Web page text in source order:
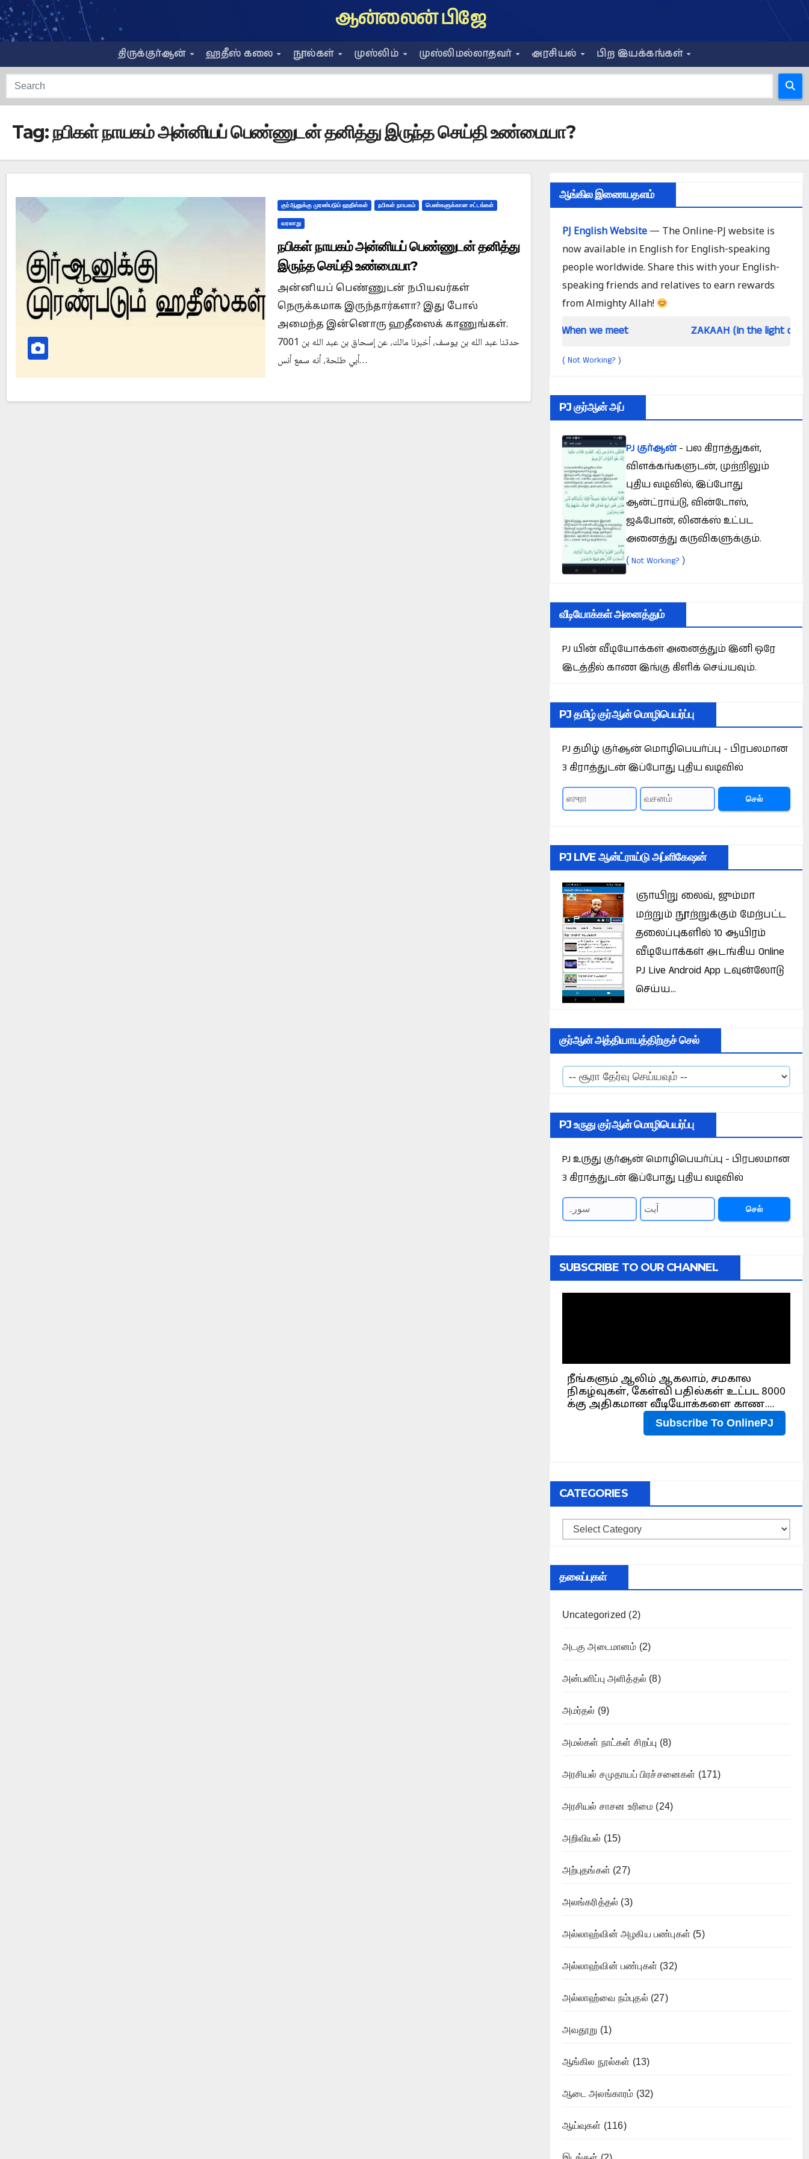
Skip
to
content
ஆன்லைன் பிஜே
திருக்குர்ஆன் ஹதீஸ் கலை நூல்கள் முஸ்லிம் முஸ்லிமல்லாதவர் அரசியல் பிற இயக்கங்கள்
Tag:நபிகள் நாயகம் அன்னியப் பெண்ணுடன் தனித்து இருந்த செய்தி உண்மையா?
குர்ஆனுக்கு முரண்படும் ஹதீஸ்கள் நபிகள் நாயகம் பெண்களுக்கான சட்டங்கள்
வரலாறு
நபிகள் நாயகம் அன்னியப் பெண்ணுடன் தனித்து
இருந்த செய்தி உண்மையா?
அன்னியப் பெண்ணுடன் நபியவர்கள்
நெருக்கமாக இருந்தார்களா? இது போல்
அமைந்த இன்னொரு ஹதீஸைக் காணுங்கள்.
7001 حدثنا عبد الله بن يوسف، أخبرنا مالك، عن إسحاق بن عبد الله بن
أبي طلحة، أنه سمع أنس…
ஆங்கில இணையதளம்
PJ English Website— The Online-PJ website is
now available in English for English-speaking
people worldwide. Share this with your English-
speaking friends and relatives to earn rewards
from Almighty Allah!
Is Prophet Muhammad superior to Jesus? When we meet ZAKAAH (In the light of Qur an and
( Not Working? )
PJ குர்ஆன் அப்
PJ குர்ஆன்- பல கிராத்துகள்,
விளக்கங்களுடன், முற்றிலும்
புதிய வடிவில், இப்போது
ஆன்ட்ராய்டு, வின்டோஸ்,
ஜஃபோன், லினக்ஸ் உட்பட
அனைத்து கருவிகளுக்கும்.
( Not Working? )
வீடியோக்கள் அனைத்தும்
PJ யின் வீடியோக்கள் அனைத்தும் இனி ஒரே
இடத்தில் காண இங்கு கிளிக் செய்யவும்.
PJ தமிழ் குர்ஆன் மொழிபெயர்ப்பு
PJ தமிழ் குர்ஆன் மொழிபெயர்ப்பு - பிரபலமான
3 கிராத்துடன் இப்போது புதிய வடிவில்
செல்
PJ LIVE ஆன்ட்ராய்டு அப்ளிகேஷன்
ஞாயிறு லைவ், ஜும்மா
மற்றும் நூற்றுக்கும் மேற்பட்ட
தலைப்புகளில் 10 ஆயிரம்
வீடியோக்கள் அடங்கிய Online
PJ Live Android App டவுன்லோடு
செய்ய...
குர்ஆன் அத்தியாயத்திற்குச் செல்
PJ உருது குர்ஆன் மொழிபெயர்ப்பு
PJ உருது குர்ஆன் மொழிபெயர்ப்பு - பிரபலமான
3 கிராத்துடன் இப்போது புதிய வடிவில்
செல்
SUBSCRIBE TO OUR CHANNEL
CATEGORIES
Categories
தலைப்புகள்
Uncategorized (2)
அடகு அடைமானம் (2)
அன்பளிப்பு அளித்தல் (8)
அமர்தல் (9)
அமல்கள் நாட்கள் சிறப்பு (8)
அரசியல் சமுதாயப் பிரச்சனைகள் (171)
அரசியல் சாசன உரிமை (24)
அறிவியல் (15)
அற்புதங்கள் (27)
அலங்கரித்தல் (3)
அல்லாஹ்வின் அழகிய பண்புகள் (5)
அல்லாஹ்வின் பண்புகள் (32)
அல்லாஹ்வை நம்புதல் (27)
அவதூறு (1)
ஆங்கில நூல்கள் (13)
ஆடை அலங்காரம் (32)
ஆய்வுகள் (116)